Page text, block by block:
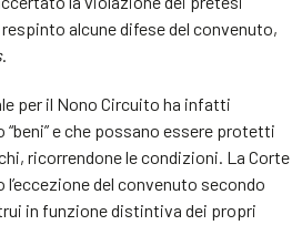
alcune difese del convenuto,
.
per il Nono Circuito ha infatti
e che possano essere protetti
ricorrendone le condizioni. La Corte
del convenuto secondo
in funzione distintiva dei propri